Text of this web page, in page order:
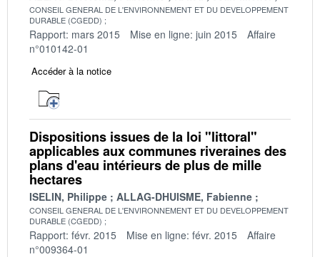
CONSEIL GENERAL DE L'ENVIRONNEMENT ET DU DEVELOPPEMENT
DURABLE (CGEDD)
Rapport: mars 2015 Mise en ligne: juin 2015
Affaire
n°010142-01
Accéder à la notice
Dispositions issues de la loi "littoral"
applicables aux communes riveraines des
plans d'eau intérieurs de plus de mille
hectares
ISELIN, Philippe ALLAG-DHUISME, Fabienne
CONSEIL GENERAL DE L'ENVIRONNEMENT ET DU DEVELOPPEMENT
DURABLE (CGEDD)
Rapport: févr. 2015 Mise en ligne: févr. 2015
Affaire
n°009364-01